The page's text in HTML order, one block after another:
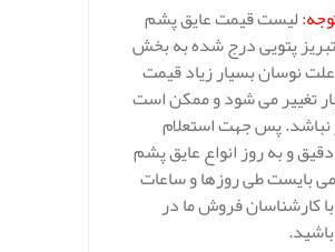
لیست قیمت عایق پشم
پتویی درج شده به بخش
علت نوسان بسیار زیاد قیمت
تغییر می شود و ممکن است
نباشد. پس جهت استعلام
و به روز انواع عایق پشم
بایست طی روزها و ساعات
کارشناسان فروش ما در